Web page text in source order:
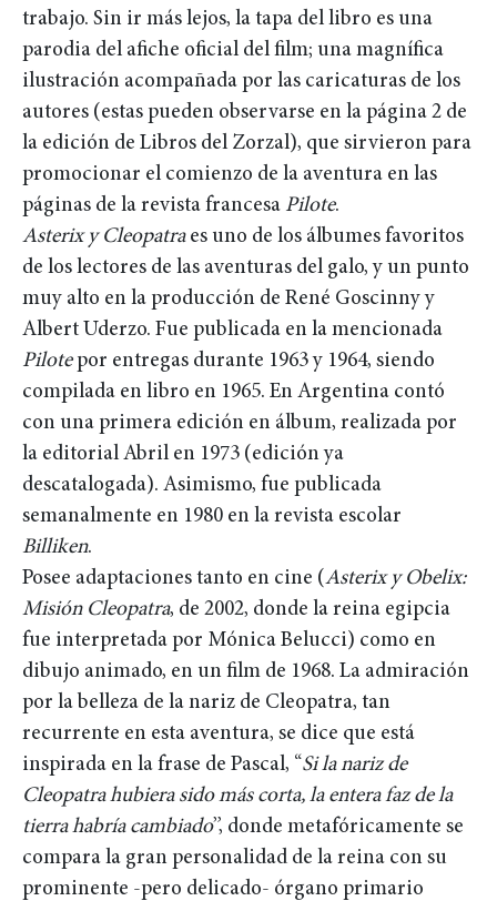
trabajo. Sin ir más lejos, la tapa del libro es una
parodia del afiche oficial del film; una magnífica
ilustración acompañada por las caricaturas de los
autores (estas pueden observarse en la página 2 de
la edición de Libros del Zorzal), que sirvieron para
promocionar el comienzo de la aventura en las
páginas de la revista francesa Pilote.
Asterix y Cleopatraes uno de los álbumes favoritos
de los lectores de las aventuras del galo, y un punto
muy alto en la producción de René Goscinny y
Albert Uderzo. Fue publicada en la mencionada
Pilotepor entregas durante 1963 y 1964, siendo
compilada en libro en 1965. En Argentina contó
con una primera edición en álbum, realizada por
la editorial Abril en 1973 (edición ya
descatalogada). Asimismo, fue publicada
semanalmente en 1980 en la revista escolar
Billiken.
Posee adaptaciones tanto en cine (Asterix y Obelix:
Misión Cleopatra, de 2002, donde la reina egipcia
fue interpretada por Mónica Belucci) como en
dibujo animado, en un film de 1968. La admiración
por la belleza de la nariz de Cleopatra, tan
recurrente en esta aventura, se dice que está
inspirada en la frase de Pascal, “Si la nariz de
Cleopatra hubiera sido más corta, la entera faz de la
tierra habría cambiado”, donde metafóricamente se
compara la gran personalidad de la reina con su
prominente -pero delicado- órgano primario